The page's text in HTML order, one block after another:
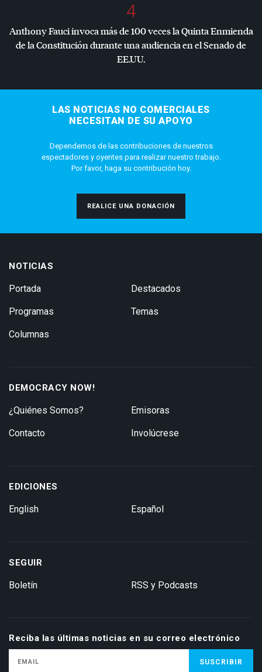
4
Anthony Fauci invoca más de 100 veces la Quinta Enmienda
de la Constitución durante una audiencia en el Senado de
EE.UU.
LAS NOTICIAS NO COMERCIALES
NECESITAN DE SU APOYO
Dependemos de las contribuciones de nuestros
espectadores y oyentes para realizar nuestro trabajo.
Por favor, haga su contribución hoy.
REALICE UNA DONACIÓN
NOTICIAS
Portada
Programas
Columnas
Destacados
Temas
DEMOCRACY NOW!
¿Quiénes Somos?
Contacto
Emisoras
Involúcrese
EDICIONES
English Español
SEGUIR
Boletín RSS y Podcasts
Reciba las últimas noticias en su correo electrónico